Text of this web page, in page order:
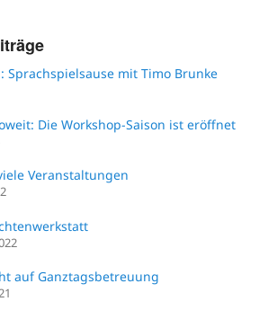
Sprachspielsause mit Timo Brunke
Die Workshop-Saison ist eröffnet
Veranstaltungen
auf Ganztagsbetreuung